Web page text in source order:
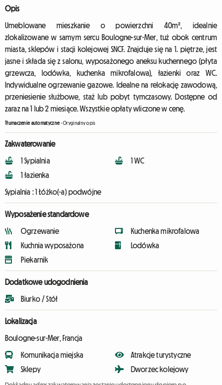
Opis
Umeblowane mieszkanie o powierzchni 40m², idealnie
zlokalizowane w samym sercu Boulogne-sur-Mer, tuż obok centrum
miasta, sklepów i stacji kolejowej SNCF. Znajduje się na 1. piętrze, jest
jasne i składa się z salonu, wyposażonego aneksu kuchennego (płyta
grzewcza, lodówka, kuchenka mikrofalowa), łazienki oraz WC.
Indywidualne ogrzewanie gazowe. Idealne na relokację zawodową,
przeniesienie służbowe, staż lub pobyt tymczasowy. Dostępne od
zaraz na 1 lub 2 miesiące. Wszystkie opłaty wliczone w cenę.
Tłumaczenie automatyczne-Oryginalny opis
Zakwaterowanie
1 Sypialnia
1 łazienka
1 WC
Sypialnia :1 Łóżko(-a) podwójne
Wyposażenie standardowe
Ogrzewanie
Kuchnia wyposażona
Piekarnik
Kuchenka mikrofalowa
Lodówka
Dodatkowe udogodnienia
Biurko / Stół
Lokalizacja
Boulogne-sur-Mer, Francja
Komunikacja miejska
Sklepy
Atrakcje turystyczne
Dworzec kolejowy